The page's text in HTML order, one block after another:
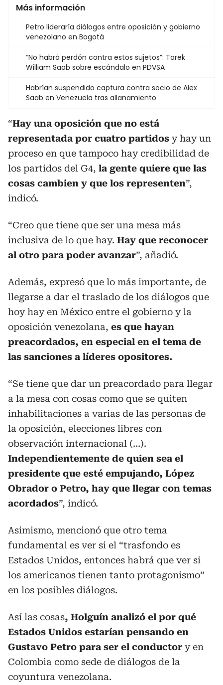
Más información
Petro lideraría diálogos entre oposición y gobierno
venezolano en Bogotá
“No habrá perdón contra estos sujetos”: Tarek
William Saab sobre escándalo en PDVSA
Habrían suspendido captura contra socio de Alex
Saab en Venezuela tras allanamiento
“Hay una oposición que no está
representada por cuatro partidos y hay un
proceso en que tampoco hay credibilidad de
los partidos del G4, la gente quiere que las
cosas cambien y que los representen”,
indicó.
“Creo que tiene que ser una mesa más
inclusiva de lo que hay. Hay que reconocer
al otro para poder avanzar”, añadió.
Además, expresó que lo más importante, de
llegarse a dar el traslado de los diálogos que
hoy hay en México entre el gobierno y la
oposición venezolana, es que hayan
preacordados, en especial en el tema de
las sanciones a líderes opositores.
“Se tiene que dar un preacordado para llegar
a la mesa con cosas como que se quiten
inhabilitaciones a varias de las personas de
la oposición, elecciones libres con
observación internacional (…).
Independientemente de quien sea el
presidente que esté empujando, López
Obrador o Petro, hay que llegar con temas
acordados”, indicó.
Asimismo, mencionó que otro tema
fundamental es ver si el “trasfondo es
Estados Unidos, entonces habrá que ver si
los americanos tienen tanto protagonismo”
en los posibles diálogos.
Así las cosas, Holguín analizó el por qué
Estados Unidos estarían pensando en
Gustavo Petro para ser el conductor y en
Colombia como sede de diálogos de la
coyuntura venezolana.